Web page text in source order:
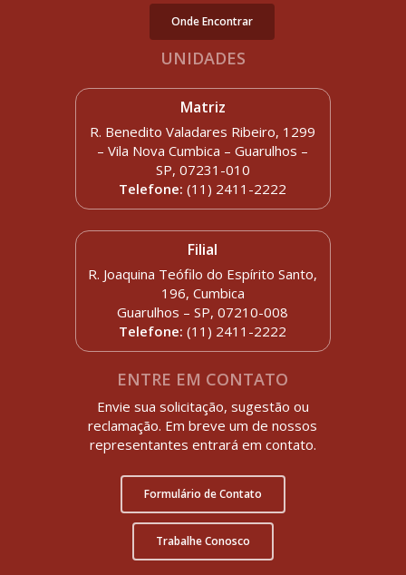
Onde Encontrar
UNIDADES
Matriz
R. Benedito Valadares Ribeiro, 1299
– Vila Nova Cumbica – Guarulhos –
SP, 07231-010
Telefone:(11) 2411-2222
Filial
R. Joaquina Teófilo do Espírito Santo,
196, Cumbica
Guarulhos – SP, 07210-008
Telefone: (11) 2411-2222
ENTRE EM CONTATO
Envie sua solicitação, sugestão ou
reclamação. Em breve um de nossos
representantes entrará em contato.
Formulário de Contato
Trabalhe Conosco